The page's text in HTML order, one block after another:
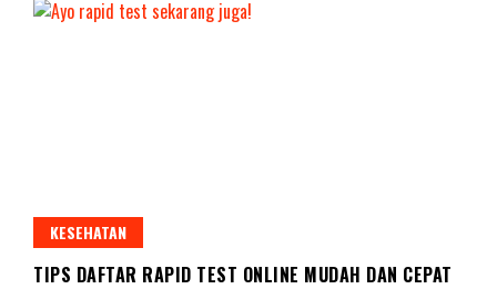
KESEHATAN
TIPS DAFTAR RAPID TEST ONLINE MUDAH DAN CEPAT